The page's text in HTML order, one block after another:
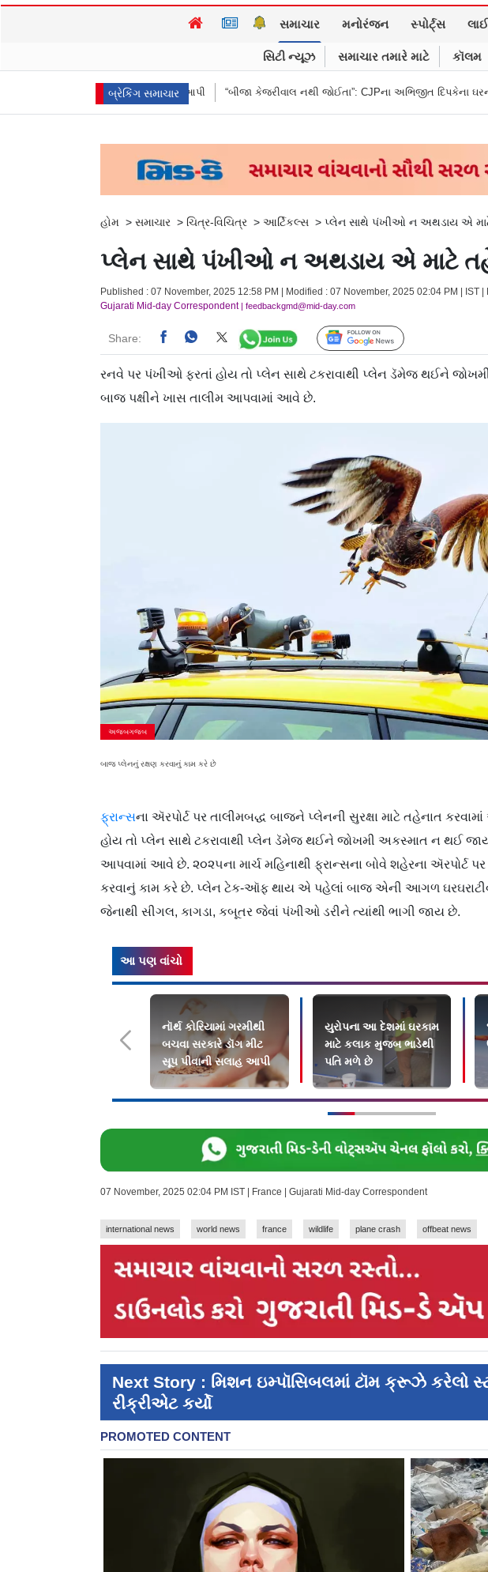
સમાચાર મનોરંજન સ્પોર્ટ્સ
સિટી ન્યૂઝ સમાચાર તમારે માટે કૉલમ
બ્રેકિંગ સમાચાર
પણ હાજરી ન આપી “બીજા કેજરીવાલ નથી જોઈતા”: CJPના અભિજીત દિપકેના ઘરની બહાર શરૂ કરી
હોમ > સમાચાર > ચિત્ર-વિચિત્ર > આર્ટિકલ્સ > પ્લેન સાથે પંખીઓ ન અથડાય એ
પ્લેન સાથે પંખીઓ ન અથડાય એ માટે
Published : 07 November, 2025 12:58 PM | Modified : 07 November, 2025 02:04 PM | IST |
Gujarati Mid-day Correspondent| feedbackgmd@mid-day.com
Share: Follow Us
રનવે પર પંખીઓ ફરતાં હોય તો પ્લેન સાથે ટકરાવાથી પ્લેન ડૅમેજ થઈને
બાજ પક્ષીને ખાસ તાલીમ આપવામાં આવે છે.
અજબગજબ
બાજ પ્લેનનું રક્ષણ કરવાનું કામ કરે છે
ફ્રાન્સના ઍરપોર્ટ પર તાલીમબદ્ધ બાજને પ્લેનની સુરક્ષા માટે તહેનાત
હોય તો પ્લેન સાથે ટકરાવાથી પ્લેન ડૅમેજ થઈને જોખમી અકસ્માત ન થઈ
આપવામાં આવે છે. ૨૦૨૫ના માર્ચ મહિનાથી ફ્રાન્સના બોવે શહેરના ઍરપોર્ટ
કરવાનું કામ કરે છે. પ્લેન ટેક-ઑફ થાય એ પહેલાં બાજ એની આગળ
જેનાથી સીગલ, કાગડા, કબૂતર જેવાં પંખીઓ ડરીને ત્યાંથી ભાગી જાય છે.
આ પણ વાંચો
નૉર્થ કોરિયામાં ગરમીથી
બચવા સરકારે ડૉગ મીટ
સૂપ પીવાની સલાહ આપી
યુરોપના આ દેશમાં ઘરકામ
માટે કલાક મુજબ ભાડેથી
પતિ મળે છે
07 November, 2025 02:04 PM IST | France | Gujarati Mid-day Correspondent
international news world news france wildlife plane crash offbeat news
Next Story : મિશન ઇમ્પૉસિબલમાં ટૉમ ક્રૂઝે કરેલો
રીક્રીએટ કર્યો